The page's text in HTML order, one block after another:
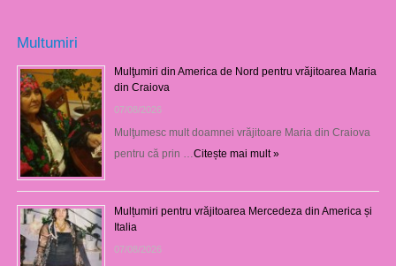
Multumiri
Mulţumiri din America de Nord pentru vrăjitoarea Maria
din Craiova
07/08/2026
Mulţumesc mult doamnei vrăjitoare Maria din Craiova
pentru că prin … Citește mai mult »
Mulțumiri pentru vrăjitoarea Mercedeza din America și
Italia
07/08/2026